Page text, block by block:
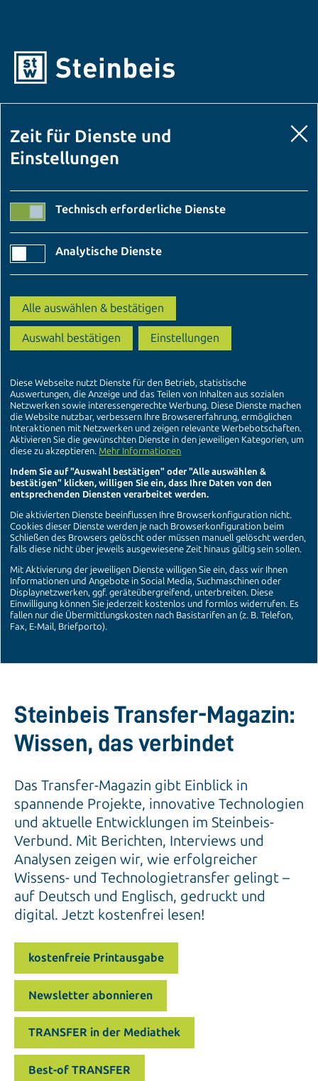
Steinbeis Transfer-Magazin:
Wissen, das verbindet
Das Transfer-Magazin gibt Einblick in
spannende Projekte, innovative Technologien
und aktuelle Entwicklungen im Steinbeis-
Verbund. Mit Berichten, Interviews und
Analysen zeigen wir, wie erfolgreicher
Wissens- und Technologietransfer gelingt –
auf Deutsch und Englisch, gedruckt und
digital. Jetzt kostenfrei lesen!
kostenfreie Printausgabe
Newsletter abonnieren
TRANSFER in der Mediathek
Best-of TRANSFER